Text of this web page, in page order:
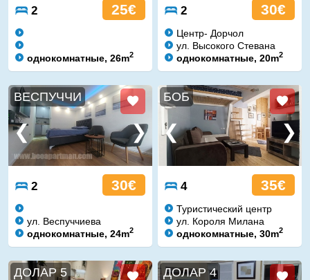
2 25€
однокомнатные, 26m2
2 30€
Центр- Дорчол
ул. Высокого Стевана
однокомнатные, 20m2
ВЕСПУЧЧИ
2 30€
ул. Веспуччиева
однокомнатные, 24m2
БОБ
4 35€
Туристический центр
ул. Короля Милана
однокомнатные, 30m2
ДОЛАР 5 ДОЛАР 4